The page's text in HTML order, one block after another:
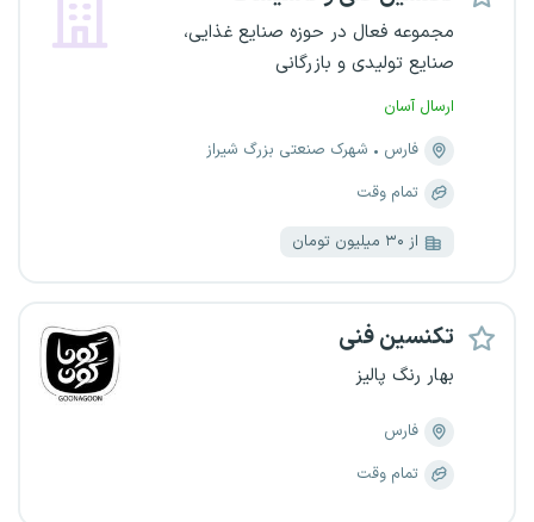
مجموعه فعال در حوزه صنایع غذایی،
صنایع تولیدی و بازرگانی
ارسال آسان
فارس
شهرک صنعتی بزرگ شیراز
تمام وقت
از ۳۰ میلیون تومان
تکنسین فنی
بهار رنگ پالیز
فارس
تمام وقت